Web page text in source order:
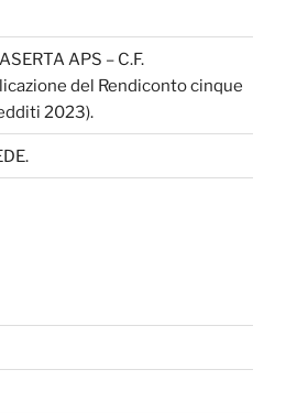
APS – C.F.
del Rendiconto cinque
2023).